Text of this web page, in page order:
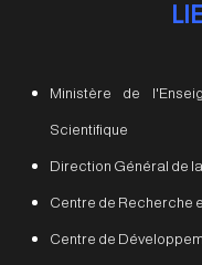
Ministère de
Scientifique
Direction Général de la
Centre de Recherche
Centre de